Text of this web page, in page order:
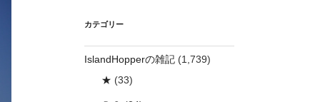
ブ
カテゴリー
IslandHopperの雑記 (1,739)
★ (33)